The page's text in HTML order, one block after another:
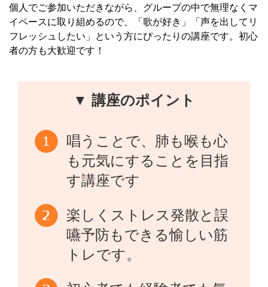
個人でご参加いただきながら、グループの中で無理なくマ
イペースに取り組めるので、「歌が好き」「声を出してリ
フレッシュしたい」という方にぴったりの講座です。初心
者の方も大歓迎です！
▼ 講座のポイント
唱うことで、肺も喉も心
も元気にすることを目指
す講座です
楽しくストレス発散と誤
嚥予防もできる愉しい筋
トレです。